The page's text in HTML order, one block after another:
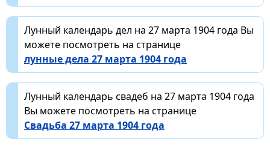
Лунный календарь дел на 27 марта 1904 года Вы
можете посмотреть на странице
лунные дела 27 марта 1904 года
Лунный календарь свадеб на 27 марта 1904 года
Вы можете посмотреть на странице
Свадьба 27 марта 1904 года